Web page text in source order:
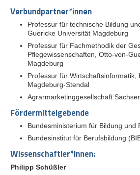
Verbundpartner*innen
Professur für technische Bildung
Guericke Universität Magdeburg
Professur für Fachmethodik der
Pflegewissenschaften, Otto-von-
Magdeburg
Professur für Wirtschaftsinformatik,
Magdeburg-Stendal
Agrarmarketinggesellschaft
Fördermittelgebende
Bundesministerium für Bildung und
Bundesinstitut für Berufsbildung
Wissenschaftler*innen:
Philipp Schüßler